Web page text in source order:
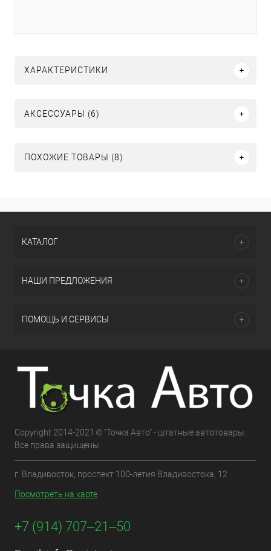
ХАРАКТЕРИСТИКИ
АКСЕССУАРЫ (6)
ПОХОЖИЕ ТОВАРЫ (8)
КАТАЛОГ
НАШИ ПРЕДЛОЖЕНИЯ
ПОМОЩЬ И СЕРВИСЫ
Copyright 2014-2021 © "Точка Авто" - штатные автотовары.
Все права защищены.
г. Владивосток, проспект 100-летия Владивостока, 12
Посмотреть на карте
+7 (914) 707‒21‒50